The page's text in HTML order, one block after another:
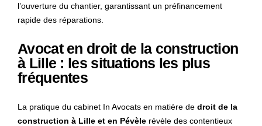
l’ouverture du chantier, garantissant un préfinancement
rapide des réparations.
Avocat en droit de la construction
à Lille : les situations les plus
fréquentes
La pratique du cabinet In Avocats en matière de droit de la
construction à Lille et en Pévèle révèle des contentieux